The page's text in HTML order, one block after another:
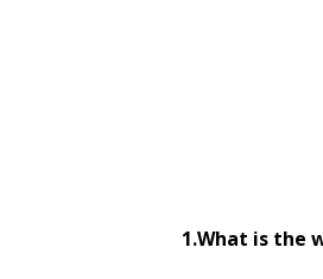
1.What is the